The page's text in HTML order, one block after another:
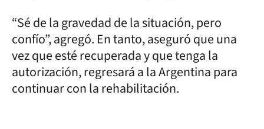
“Sé de la gravedad de la situación, pero
confío”, agregó. En tanto, aseguró que una
vez que esté recuperada y que tenga la
autorización, regresará a la Argentina para
continuar con la rehabilitación.